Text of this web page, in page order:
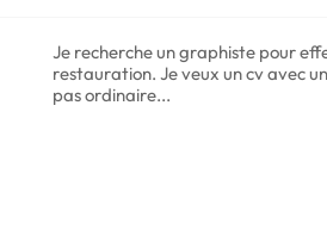
Je recherche un graphiste pour
restauration. Je veux un cv avec
pas ordinaire...